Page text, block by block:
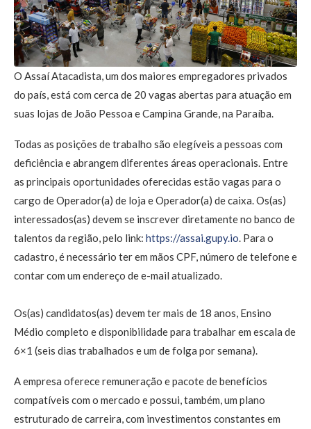
O Assaí Atacadista, um dos maiores empregadores privados
do país, está com cerca de 20 vagas abertas para atuação em
suas lojas de João Pessoa e Campina Grande, na Paraíba.
Todas as posições de trabalho são elegíveis a pessoas com
deficiência e abrangem diferentes áreas operacionais. Entre
as principais oportunidades oferecidas estão vagas para o
cargo de Operador(a) de loja e Operador(a) de caixa. Os(as)
interessados(as) devem se inscrever diretamente no banco de
talentos da região, pelo link: https://assai.gupy.io. Para o
cadastro, é necessário ter em mãos CPF, número de telefone e
contar com um endereço de e-mail atualizado.
Os(as) candidatos(as) devem ter mais de 18 anos, Ensino
Médio completo e disponibilidade para trabalhar em escala de
6×1 (seis dias trabalhados e um de folga por semana).
A empresa oferece remuneração e pacote de benefícios
compatíveis com o mercado e possui, também, um plano
estruturado de carreira, com investimentos constantes em